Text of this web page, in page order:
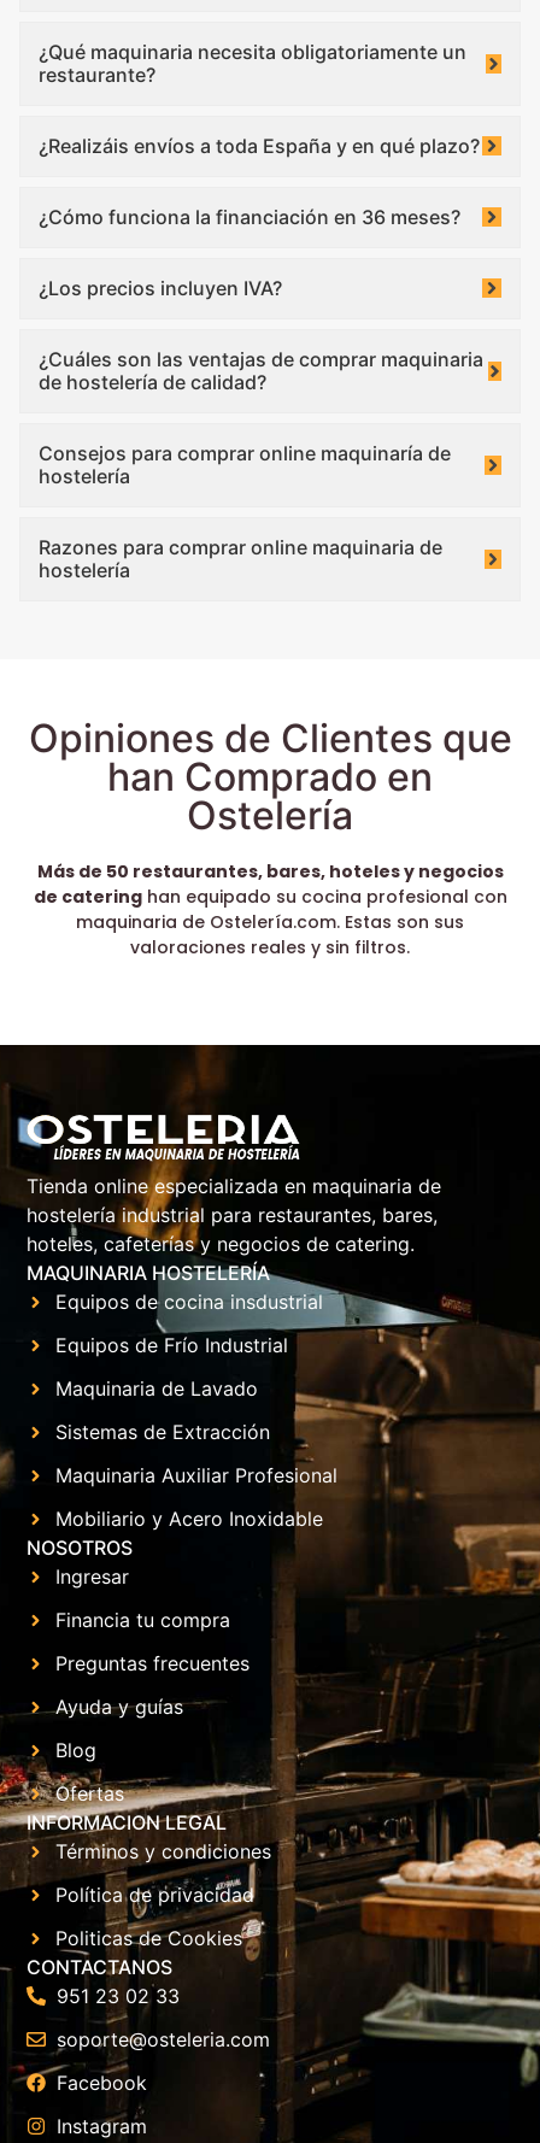
¿Qué maquinaria necesita obligatoriamente un
restaurante?
¿Realizáis envíos a toda España y en qué plazo?
¿Cómo funciona la financiación en 36 meses?
¿Los precios incluyen IVA?
¿Cuáles son las ventajas de comprar maquinaria
de hostelería de calidad?
Consejos para comprar online maquinaría de
hostelería
Razones para comprar online maquinaria de
hostelería
Opiniones de Clientes que
han Comprado en
Ostelería
Más de 50 restaurantes, bares, hoteles y negocios
de cateringhan equipado su cocina profesional con
maquinaria de Ostelería.com. Estas son sus
valoraciones reales y sin filtros.
Tienda online especializada en maquinaria de
hostelería industrial para restaurantes, bares,
hoteles, cafeterías y negocios de catering.
MAQUINARIA HOSTELERÍA
Equipos de cocina insdustrial
Equipos de Frío Industrial
Maquinaria de Lavado
Sistemas de Extracción
Maquinaria Auxiliar Profesional
Mobiliario y Acero Inoxidable
NOSOTROS
Ingresar
Financia tu compra
Preguntas frecuentes
Ayuda y guías
Blog
Ofertas
INFORMACION LEGAL
Términos y condiciones
Política de privacidad
Politicas de Cookies
CONTACTANOS
951 23 02 33
soporte@osteleria.com
Facebook
Instagram